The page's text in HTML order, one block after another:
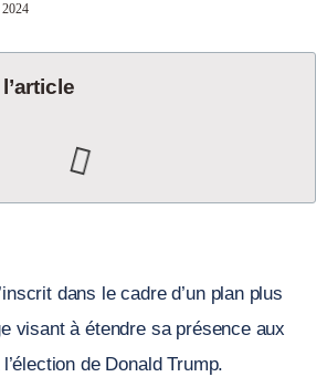
2024
dans le cadre d’un plan plus
visant à étendre sa présence aux
de Donald Trump.